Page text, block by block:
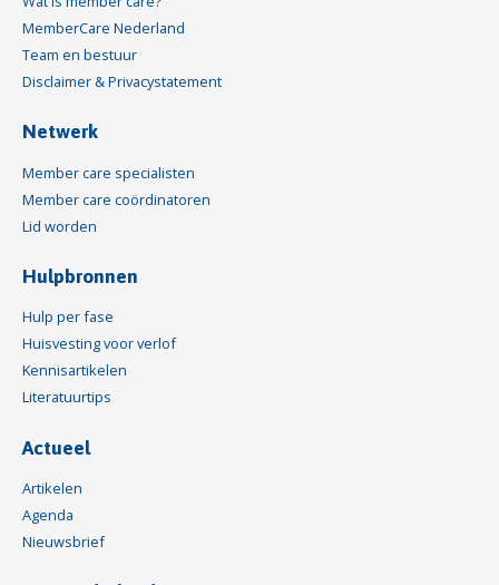
MemberCare Nederland
Team en bestuur
Disclaimer & Privacystatement
Netwerk
Member care specialisten
Member care coördinatoren
Lid worden
Hulpbronnen
Hulp per fase
Huisvesting voor verlof
Kennisartikelen
Literatuurtips
Actueel
Artikelen
Agenda
Nieuwsbrief